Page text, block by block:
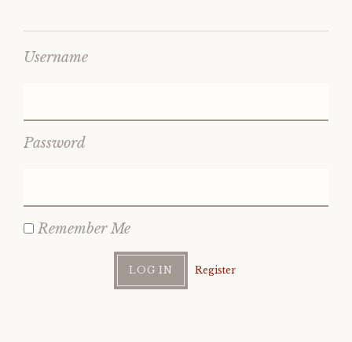
Username
Password
Remember Me
Register